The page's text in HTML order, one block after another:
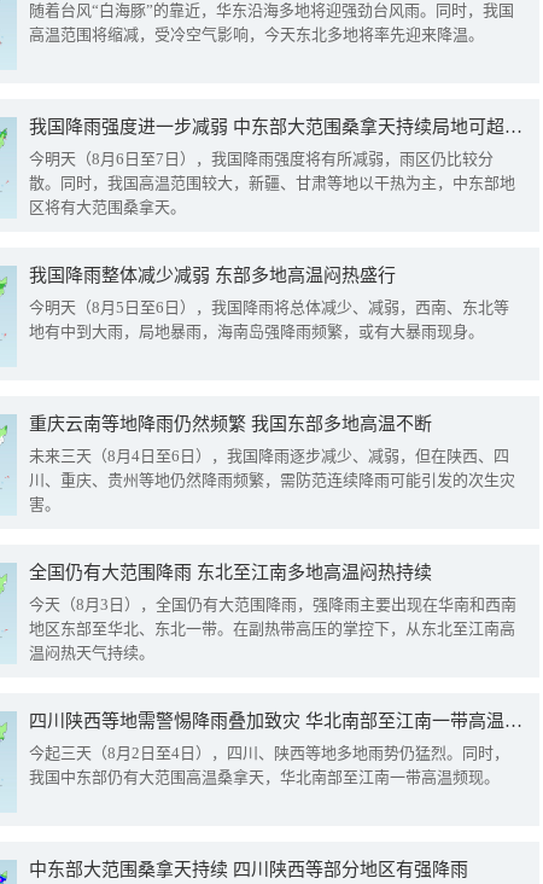
随着台风“白海豚”的靠近，华东沿海多地将迎强劲台风雨。同时，我国
高温范围将缩减，受冷空气影响，今天东北多地将率先迎来降温。
我国降雨强度进一步减弱 中东部大范围桑拿天持续局地可超38℃
今明天（8月6日至7日），我国降雨强度将有所减弱，雨区仍比较分
散。同时，我国高温范围较大，新疆、甘肃等地以干热为主，中东部地
区将有大范围桑拿天。
我国降雨整体减少减弱 东部多地高温闷热盛行
今明天（8月5日至6日），我国降雨将总体减少、减弱，西南、东北等
地有中到大雨，局地暴雨，海南岛强降雨频繁，或有大暴雨现身。
重庆云南等地降雨仍然频繁 我国东部多地高温不断
未来三天（8月4日至6日），我国降雨逐步减少、减弱，但在陕西、四
川、重庆、贵州等地仍然降雨频繁，需防范连续降雨可能引发的次生灾
害。
全国仍有大范围降雨 东北至江南多地高温闷热持续
今天（8月3日），全国仍有大范围降雨，强降雨主要出现在华南和西南
地区东部至华北、东北一带。在副热带高压的掌控下，从东北至江南高
温闷热天气持续。
四川陕西等地需警惕降雨叠加致灾 华北南部至江南一带高温频现
今起三天（8月2日至4日），四川、陕西等地多地雨势仍猛烈。同时，
我国中东部仍有大范围高温桑拿天，华北南部至江南一带高温频现。
中东部大范围桑拿天持续 四川陕西等部分地区有强降雨